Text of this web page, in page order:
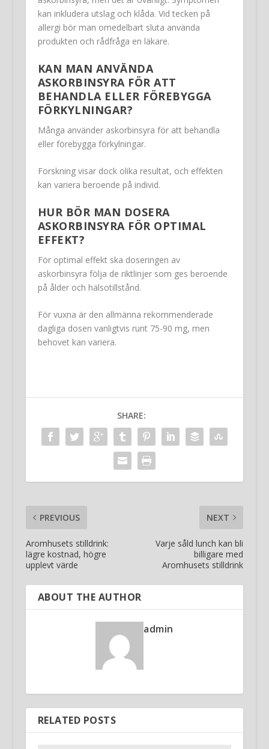
kan inkludera utslag och klåda. Vid tecken på
allergi bör man omedelbart sluta använda
produkten och rådfråga en läkare.
KAN MAN ANVÄNDA
ASKORBINSYRA FÖR ATT
BEHANDLA ELLER FÖREBYGGA
FÖRKYLNINGAR?
Många använder askorbinsyra för att behandla
eller förebygga förkylningar.
Forskning visar dock olika resultat, och effekten
kan variera beroende på individ.
HUR BÖR MAN DOSERA
ASKORBINSYRA FÖR OPTIMAL
EFFEKT?
För optimal effekt ska doseringen av
askorbinsyra följa de riktlinjer som ges beroende
på ålder och hälsotillstånd.
För vuxna är den allmänna rekommenderade
dagliga dosen vanligtvis runt 75-90 mg, men
behovet kan variera.
SHARE:
PREVIOUS
Aromhusets stilldrink:
lägre kostnad, högre
upplevt värde
NEXT
Varje såld lunch kan bli
billigare med
Aromhusets stilldrink
ABOUT THE AUTHOR
admin
RELATED POSTS